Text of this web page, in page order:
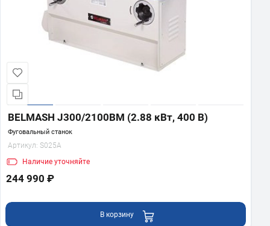
BELMASH J300/2100ВМ (2.88 кВт, 400 В)
Фуговальный станок
Артикул: S025A
Наличие уточняйте
244 990 ₽
В корзину